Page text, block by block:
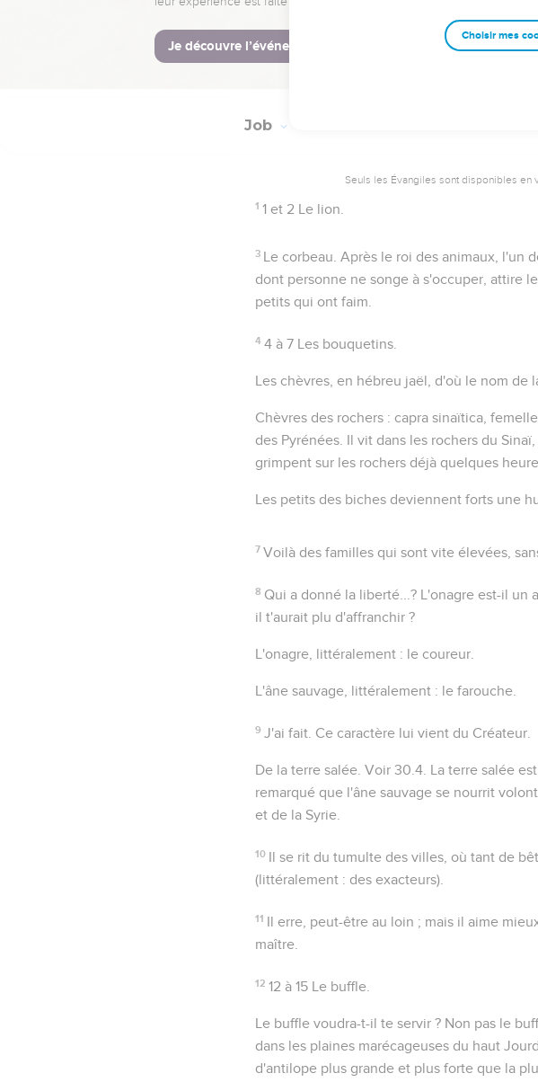
Autres
Job
Seuls les Évangiles sont disponibles en
1 1 et 2 Le lion.
3 Le corbeau. Après le roi des animaux, l'un
dont personne ne songe à s'occuper, attire
petits qui ont faim.
4 4 à 7 Les bouquetins.
Les chèvres , en hébreu jaël , d'où le nom de
Chèvres des rochers : capra sinaïtica ,
des Pyrénées. Il vit dans les rochers du
grimpent sur les rochers déjà quelques
Les petits des biches deviennent forts une
7 Voilà des familles qui sont vite élevées,
8 Qui a donné la liberté...? L'onagre est-il un
il t'aurait plu d'affranchir ?
L'onagre , littéralement : le coureur
L'âne sauvage , littéralement : le farouche
9 J'ai fait . Ce caractère lui vient du Créateur.
De la terre salée . Voir 30.4 . La terre salée
remarqué que l'âne sauvage se nourrit
et de la Syrie.
10 Il se rit du tumulte des villes , où tant de
(littéralement : des exacteurs).
11 Il erre , peut-être au loin ; mais il aime
maître.
12 12 à 15 Le buffle.
Le buffle voudra-t-il te servir ? Non pas le
dans les plaines marécageuses du haut
d'antilope plus grande et plus forte que la
Choisir mes